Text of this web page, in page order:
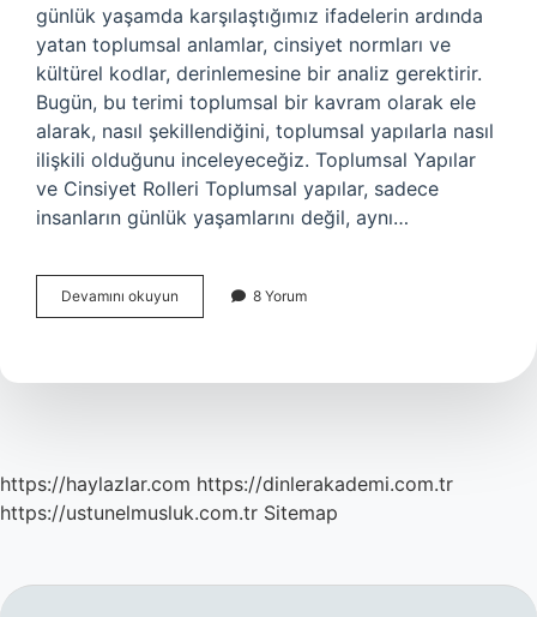
günlük yaşamda karşılaştığımız ifadelerin ardında
yatan toplumsal anlamlar, cinsiyet normları ve
kültürel kodlar, derinlemesine bir analiz gerektirir.
Bugün, bu terimi toplumsal bir kavram olarak ele
alarak, nasıl şekillendiğini, toplumsal yapılarla nasıl
ilişkili olduğunu inceleyeceğiz. Toplumsal Yapılar
ve Cinsiyet Rolleri Toplumsal yapılar, sadece
insanların günlük yaşamlarını değil, aynı…
Devamını okuyun
vermek
?
8 Yorum
https://haylazlar.com https://dinlerakademi.com.tr
https://ustunelmusluk.com.tr Sitemap